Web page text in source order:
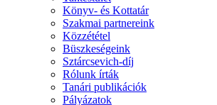
Könyv- és Kottatár
Szakmai partnereink
Közzététel
Büszkeségeink
Sztárcsevich-díj
Rólunk írták
Tanári publikációk
Pályázatok